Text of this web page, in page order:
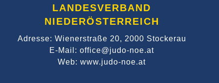
LANDESVERBAND
NIEDERÖSTERREICH
Adresse: Wienerstraße 20, 2000 Stockerau
E-Mail: office@judo-noe.at
Web: www.judo-noe.at